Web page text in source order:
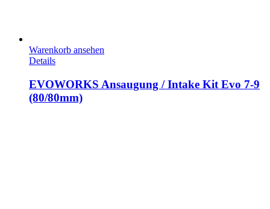
Warenkorb ansehen
Details
EVOWORKS Ansaugung / Intake Kit Evo 7-9
(80/80mm)